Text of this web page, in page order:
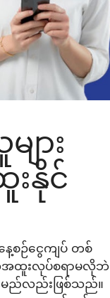
ျား
နိုင်
ေ့စဉ်ငွေကျပ် တစ်
အထူးလုပ်စရာမလိုဘဲ
မည်လည်းဖြစ်သည်။